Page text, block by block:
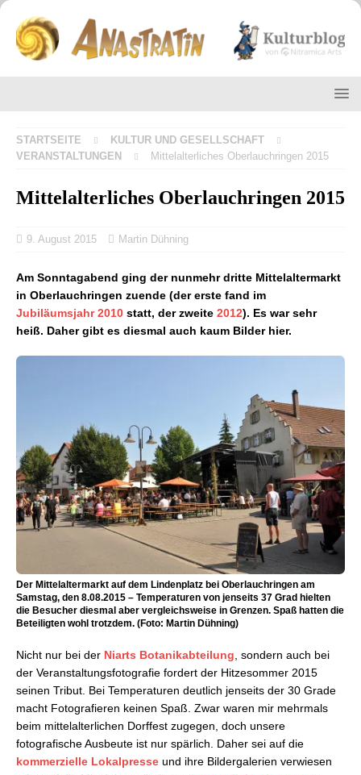
STARTSEITE
KULTUR UND GESELLSCHAFT
VERANSTALTUNGEN
Mittelalterliches Oberlauchringen 2015
Mittelalterliches Oberlauchringen 2015
9. August 2015 Martin Dühning
Am Sonntagabend ging der nunmehr dritte Mittelaltermarkt
in Oberlauchringen zuende (der erste fand im
Jubiläumsjahr 2010 statt, der zweite 2012). Es war sehr
heiß. Daher gibt es diesmal auch kaum Bilder hier.
Der Mittelaltermarkt auf dem Lindenplatz bei Oberlauchringen am
Samstag, den 8.08.2015 – Temperaturen von jenseits 37 Grad hielten
die Besucher diesmal aber vergleichsweise in Grenzen. Spaß hatten die
Beteiligten wohl trotzdem. (Foto: Martin Dühning)
Nicht nur bei der Niarts Botanikabteilung , sondern auch bei
der Veranstaltungsfotografie fordert der Hitzesommer 2015
seinen Tribut. Bei Temperaturen deutlich jenseits der 30 Grade
macht Fotografieren keinen Spaß. Zwar waren mir mehrmals
beim mittelalterlichen Dorffest zugegen, doch unsere
fotografische Ausbeute ist nur spärlich. Daher sei auf die
kommerzielle Lokalpresse und ihre Bildergalerien verwiesen